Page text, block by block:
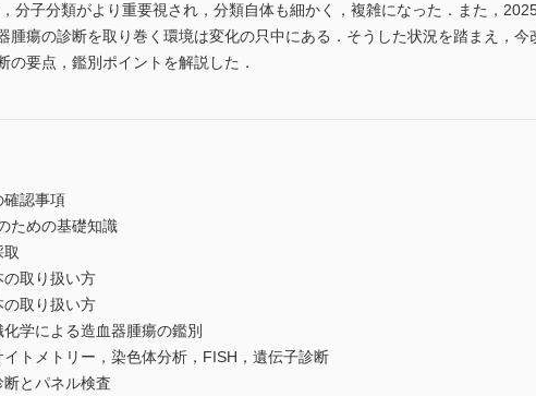
，分子分類がより重要視され，分類自体も細かく，複雑になった．また，
腫瘍の診断を取り巻く環境は変化の只中にある．そうした状況を踏まえ，
の要点，鑑別ポイントを解説した．
認事項
めの基礎知識
り扱い方
り扱い方
による造血器腫瘍の鑑別
メトリー，染色体分析，FISH，遺伝子診断
パネル検査